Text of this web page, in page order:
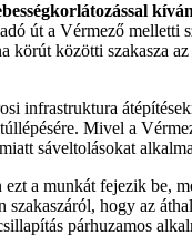
út a Vérmező melletti
közötti szakasza
infrastruktura
Mivel a
sáveltolásokat
a munkát fejezik be,
szakaszáról, hogy az
párhuzamos